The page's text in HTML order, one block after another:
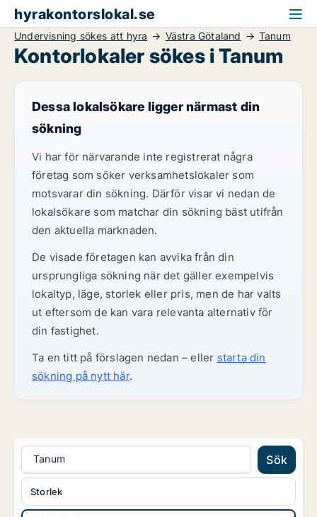
hyrakontorslokal.se
Undervisning sökes att hyra Västra Götaland Tanum
Kontorlokaler sökes i Tanum
Dessa lokalsökare ligger närmast din
sökning
Vi har för närvarande inte registrerat några
företag som söker verksamhetslokaler som
motsvarar din sökning. Därför visar vi nedan de
lokalsökare som matchar din sökning bäst utifrån
den aktuella marknaden.
De visade företagen kan avvika från din
ursprungliga sökning när det gäller exempelvis
lokaltyp, läge, storlek eller pris, men de har valts
ut eftersom de kan vara relevanta alternativ för
din fastighet.
Ta en titt på förslagen nedan – eller starta din
sökning på nytt här.
Tanum Sök
Storlek